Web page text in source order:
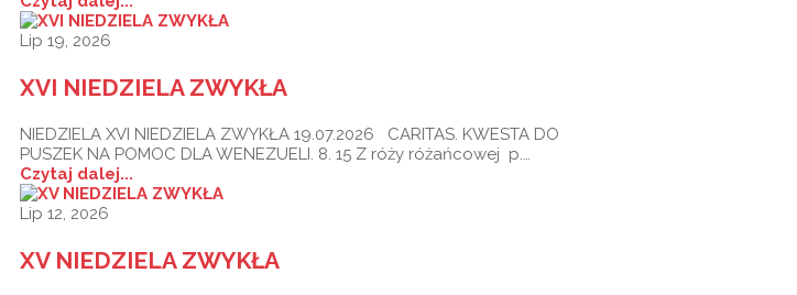
Lip 19, 2026
XVI NIEDZIELA ZWYKŁA
NIEDZIELA XVI NIEDZIELA ZWYKŁA 19.07.2026 CARITAS. KWESTA DO
PUSZEK NA POMOC DLA WENEZUELI. 8. 15 Z róży różańcowej p.…
Czytaj dalej...
Lip 12, 2026
XV NIEDZIELA ZWYKŁA